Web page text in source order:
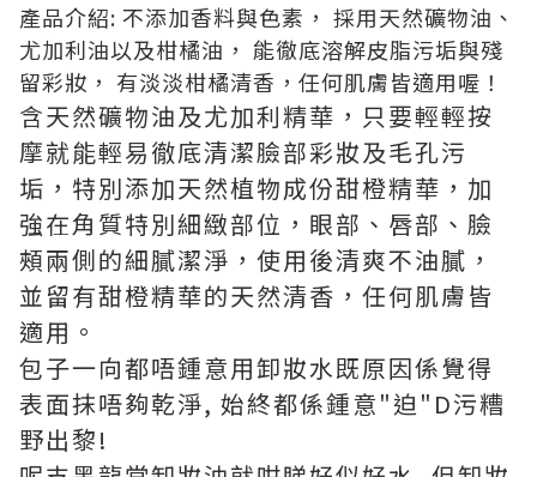
產品介紹: 不添加香料與色素， 採用天然礦物油、
尤加利油以及柑橘油， 能徹底溶解皮脂污垢與殘
留彩妝， 有淡淡柑橘清香，任何肌膚皆適用喔！
含天然礦物油及尤加利精華，只要輕輕按
摩就能輕易徹底清潔臉部彩妝及毛孔污
垢，特別添加天然植物成份甜橙精華，加
強在角質特別細緻部位，眼部、唇部、臉
頰兩側的細膩潔淨，使用後清爽不油膩，
並留有甜橙精華的天然清香，任何肌膚皆
適用。
包子一向都唔鍾意用卸妝水既原因係覺得
表面抹唔夠乾淨, 始終都係鍾意"迫"D污糟
野出黎!